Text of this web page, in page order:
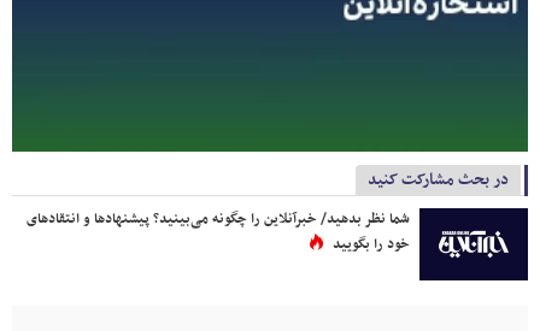
در بحث مشارکت کنید
شما نظر بدهید/ خبرآنلاین را چگونه می‌بینید؟ پیشنهادها و انتقادهای
خود را بگویید